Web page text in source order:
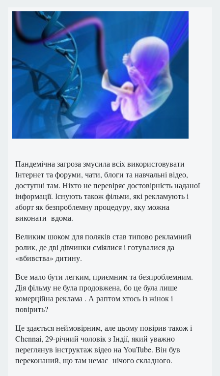
Пандемічна загроза змусила всіх використовувати
Інтернет та форуми, чати, блоги та навчальні відео,
доступні там. Ніхто не перевіряє достовірність наданої
інформації. Існують також фільми, які рекламують і
аборт як безпроблемну процедуру, яку можна
виконати вдома.
Великим шоком для поляків став типово рекламний
ролик, де дві дівчинки сміялися і готувалися да
«вбивства» дитину.
Все мало бути легким, приємним та безпроблемним.
Дія фільму не була продовжена, бо це була лише
комерційна реклама . А раптом хтось із жінок і
повірить?
Це здається неймовірним, але цьому повірив також і
Chennai, 29-річний чоловік з Індії, який уважно
переглянув інструктаж відео на YouTube. Він був
переконаний, що там немає нічого складного.